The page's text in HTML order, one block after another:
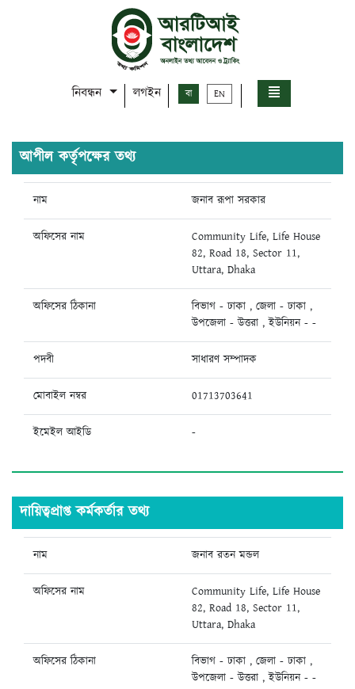
নিবন্ধন লগইন বা EN
আপীল কর্তৃপক্ষের তথ্য
নাম জনাব রূপা সরকার
অফিসের নাম
Community Life, Life House
82, Road 18, Sector 11,
Uttara, Dhaka
অফিসের ঠিকানা
বিভাগ - ঢাকা , জেলা - ঢাকা ,
উপজেলা - উত্তরা , ইউনিয়ন - -
পদবী সাধারণ সম্পাদক
মোবাইল নম্বর 01713703641
ইমেইল আইডি -
দায়িত্বপ্রাপ্ত কর্মকর্তার তথ্য
নাম জনাব রতন মন্ডল
অফিসের নাম
Community Life, Life House
82, Road 18, Sector 11,
Uttara, Dhaka
অফিসের ঠিকানা
বিভাগ - ঢাকা , জেলা - ঢাকা ,
উপজেলা - উত্তরা , ইউনিয়ন - -